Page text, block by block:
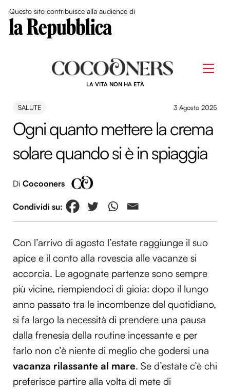
Questo sito contribuisce alla audience di
LA VITA NON HA ETÀ
SALUTE 3 Agosto 2025
Ogni quanto mettere la crema
solare quando si è in spiaggia
Di Cocooners
Con l’arrivo di agosto l’estate raggiunge il suo
apice e il conto alla rovescia alle vacanze si
accorcia. Le agognate partenze sono sempre
più vicine, riempiendoci di gioia: dopo il lungo
anno passato tra le incombenze del quotidiano,
si fa largo la necessità di prendere una pausa
dalla frenesia della routine incessante e per
farlo non c’è niente di meglio che godersi una
vacanza rilassante al mare. Se d’estate c’è chi
preferisce partire alla volta di mete di